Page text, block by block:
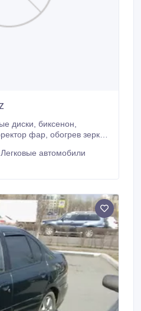
Легковые автомобили